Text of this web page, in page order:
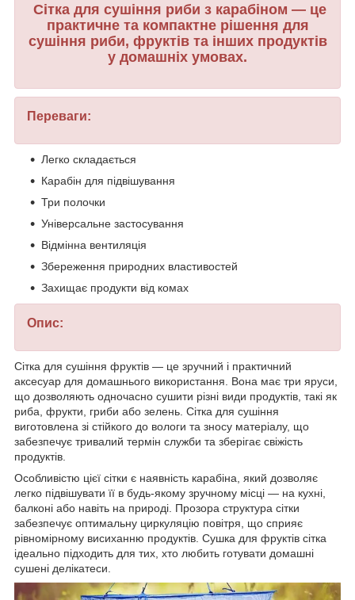
Сітка для сушіння риби з карабіном — це
практичне та компактне рішення для
сушіння риби, фруктів та інших продуктів
у домашніх умовах.
Переваги:
Легко складається
Карабін для підвішування
Три полочки
Універсальне застосування
Відмінна вентиляція
Збереження природних властивостей
Захищає продукти від комах
Опис:
Сітка для сушіння фруктів — це зручний і практичний
аксесуар для домашнього використання. Вона має три яруси,
що дозволяють одночасно сушити різні види продуктів, такі як
риба, фрукти, гриби або зелень. Сітка для сушіння
виготовлена зі стійкого до вологи та зносу матеріалу, що
забезпечує тривалий термін служби та зберігає свіжість
продуктів.
Особливістю цієї сітки є наявність карабіна, який дозволяє
легко підвішувати її в будь-якому зручному місці — на кухні,
балконі або навіть на природі. Прозора структура сітки
забезпечує оптимальну циркуляцію повітря, що сприяє
рівномірному висиханню продуктів. Сушка для фруктів сітка
ідеально підходить для тих, хто любить готувати домашні
сушені делікатеси.